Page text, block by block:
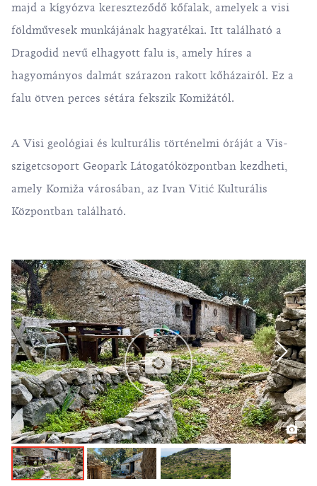
majd a kígyózva kereszteződő kőfalak, amelyek a visi
földművesek munkájának hagyatékai. Itt található a
Dragodid nevű elhagyott falu is, amely híres a
hagyományos dalmát szárazon rakott kőházairól. Ez a
falu ötven perces sétára fekszik Komižától.
A Visi geológiai és kulturális történelmi óráját a Vis-
szigetcsoport Geopark Látogatóközpontban kezdheti,
amely Komiža városában, az Ivan Vitić Kulturális
Központban található.